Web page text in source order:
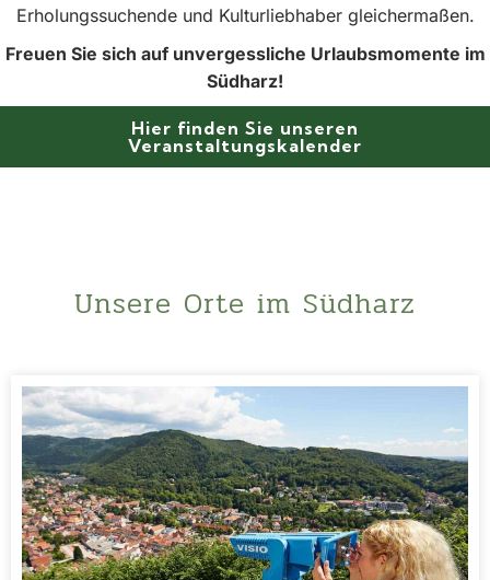
Erholungssuchende und Kulturliebhaber gleichermaßen.
Freuen Sie sich auf unvergessliche Urlaubsmomente im
Südharz!
Hier finden Sie unseren
Veranstaltungskalender
Unsere Orte im Südharz